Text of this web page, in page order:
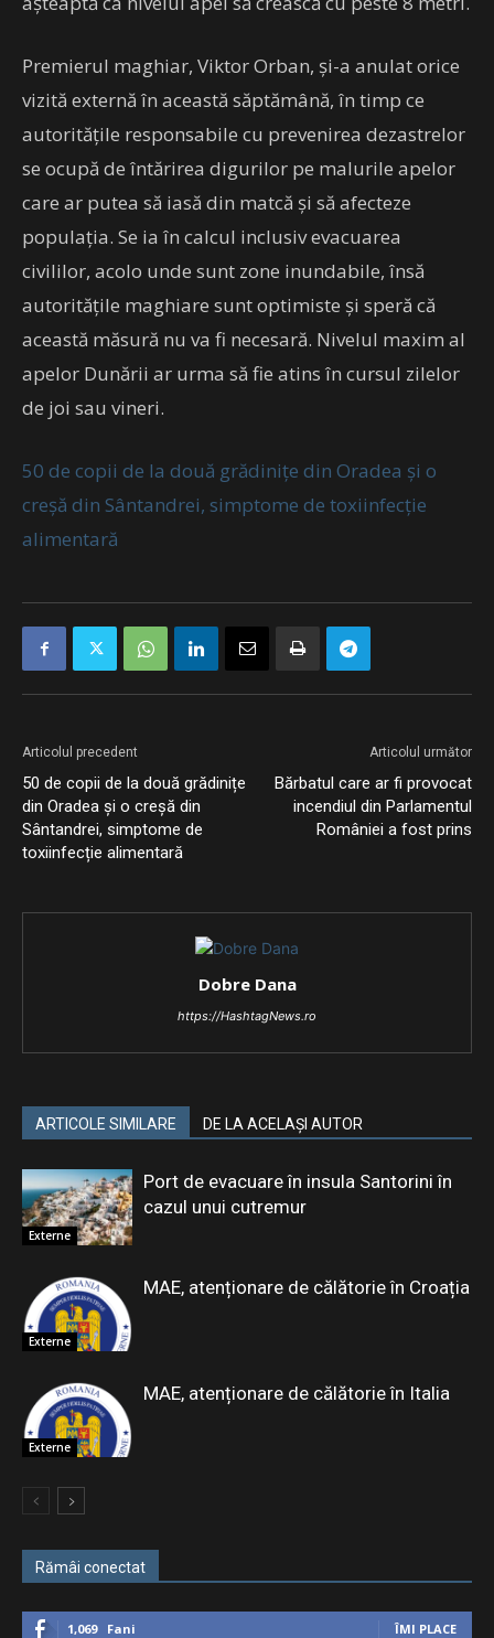
Premierul maghiar, Viktor Orban, și-a anulat orice
vizită externă în această săptămână, în timp ce
autoritățile responsabile cu prevenirea dezastrelor
se ocupă de întărirea digurilor pe malurile apelor
care ar putea să iasă din matcă și să afecteze
populația. Se ia în calcul inclusiv evacuarea
civililor, acolo unde sunt zone inundabile, însă
autoritățile maghiare sunt optimiste și speră că
această măsură nu va fi necesară. Nivelul maxim al
apelor Dunării ar urma să fie atins în cursul zilelor
de joi sau vineri.
50 de copii de la două grădinițe din Oradea și o
creșă din Sântandrei, simptome de toxiinfecție
alimentară
Articolul precedent
50 de copii de la două grădinițe
din Oradea și o creșă din
Sântandrei, simptome de
toxiinfecție alimentară
Articolul următor
Bărbatul care ar fi provocat
incendiul din Parlamentul
României a fost prins
Dobre Dana
https://HashtagNews.ro
ARTICOLE SIMILARE DE LA ACELAȘI AUTOR
Externe
Port de evacuare în insula Santorini în
cazul unui cutremur
Externe
MAE, atenționare de călătorie în Croația
Externe
MAE, atenționare de călătorie în Italia
Rămâi conectat
1,069 Fani ÎMI PLACE